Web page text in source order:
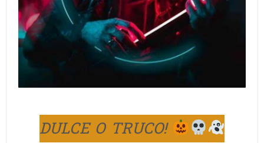
DULCE O TRUCO!